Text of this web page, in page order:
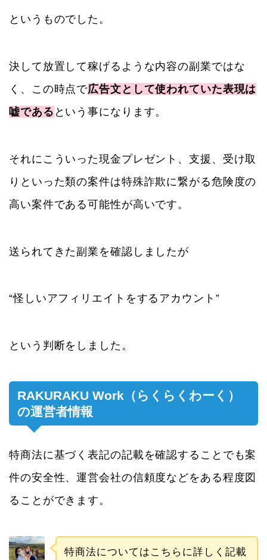
というものでした。
決して放置して稼げるような内容の副業ではな
く、この時点で広告文として使われていた表現は
嘘である という事になります。
それにこういった現金プレゼント、支援、受け取
りといった類の案件は特殊詐欺に繋がる危険度の
高い案件である可能性が高いです。
送られてきた副業を確認しましたが
“怪しいアフィリエイトをするアカウント”
という判断をしました。
RAKURAKU Work（らくらくわーく）
の運営者情報
特商法に基づく表記の記載を確認することでも案
件の安全性、運営会社の信頼度などをある程度図
ることができます。
特商法についてはこちらに詳しく記載